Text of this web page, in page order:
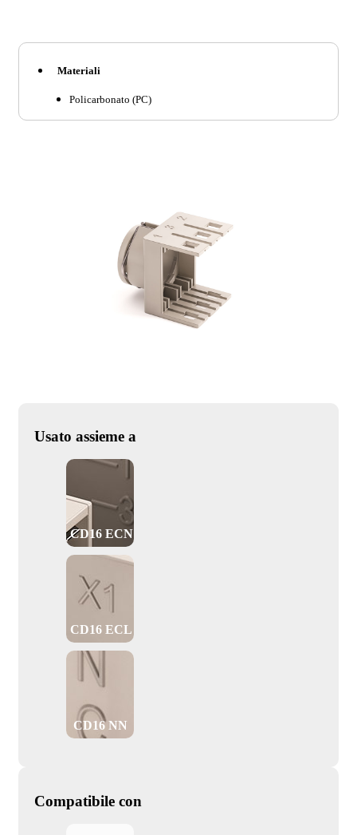
Materiali
Policarbonato (PC)
Usato assieme a
CD16 ECN
CD16 ECL
CD16 NN
Compatibile con